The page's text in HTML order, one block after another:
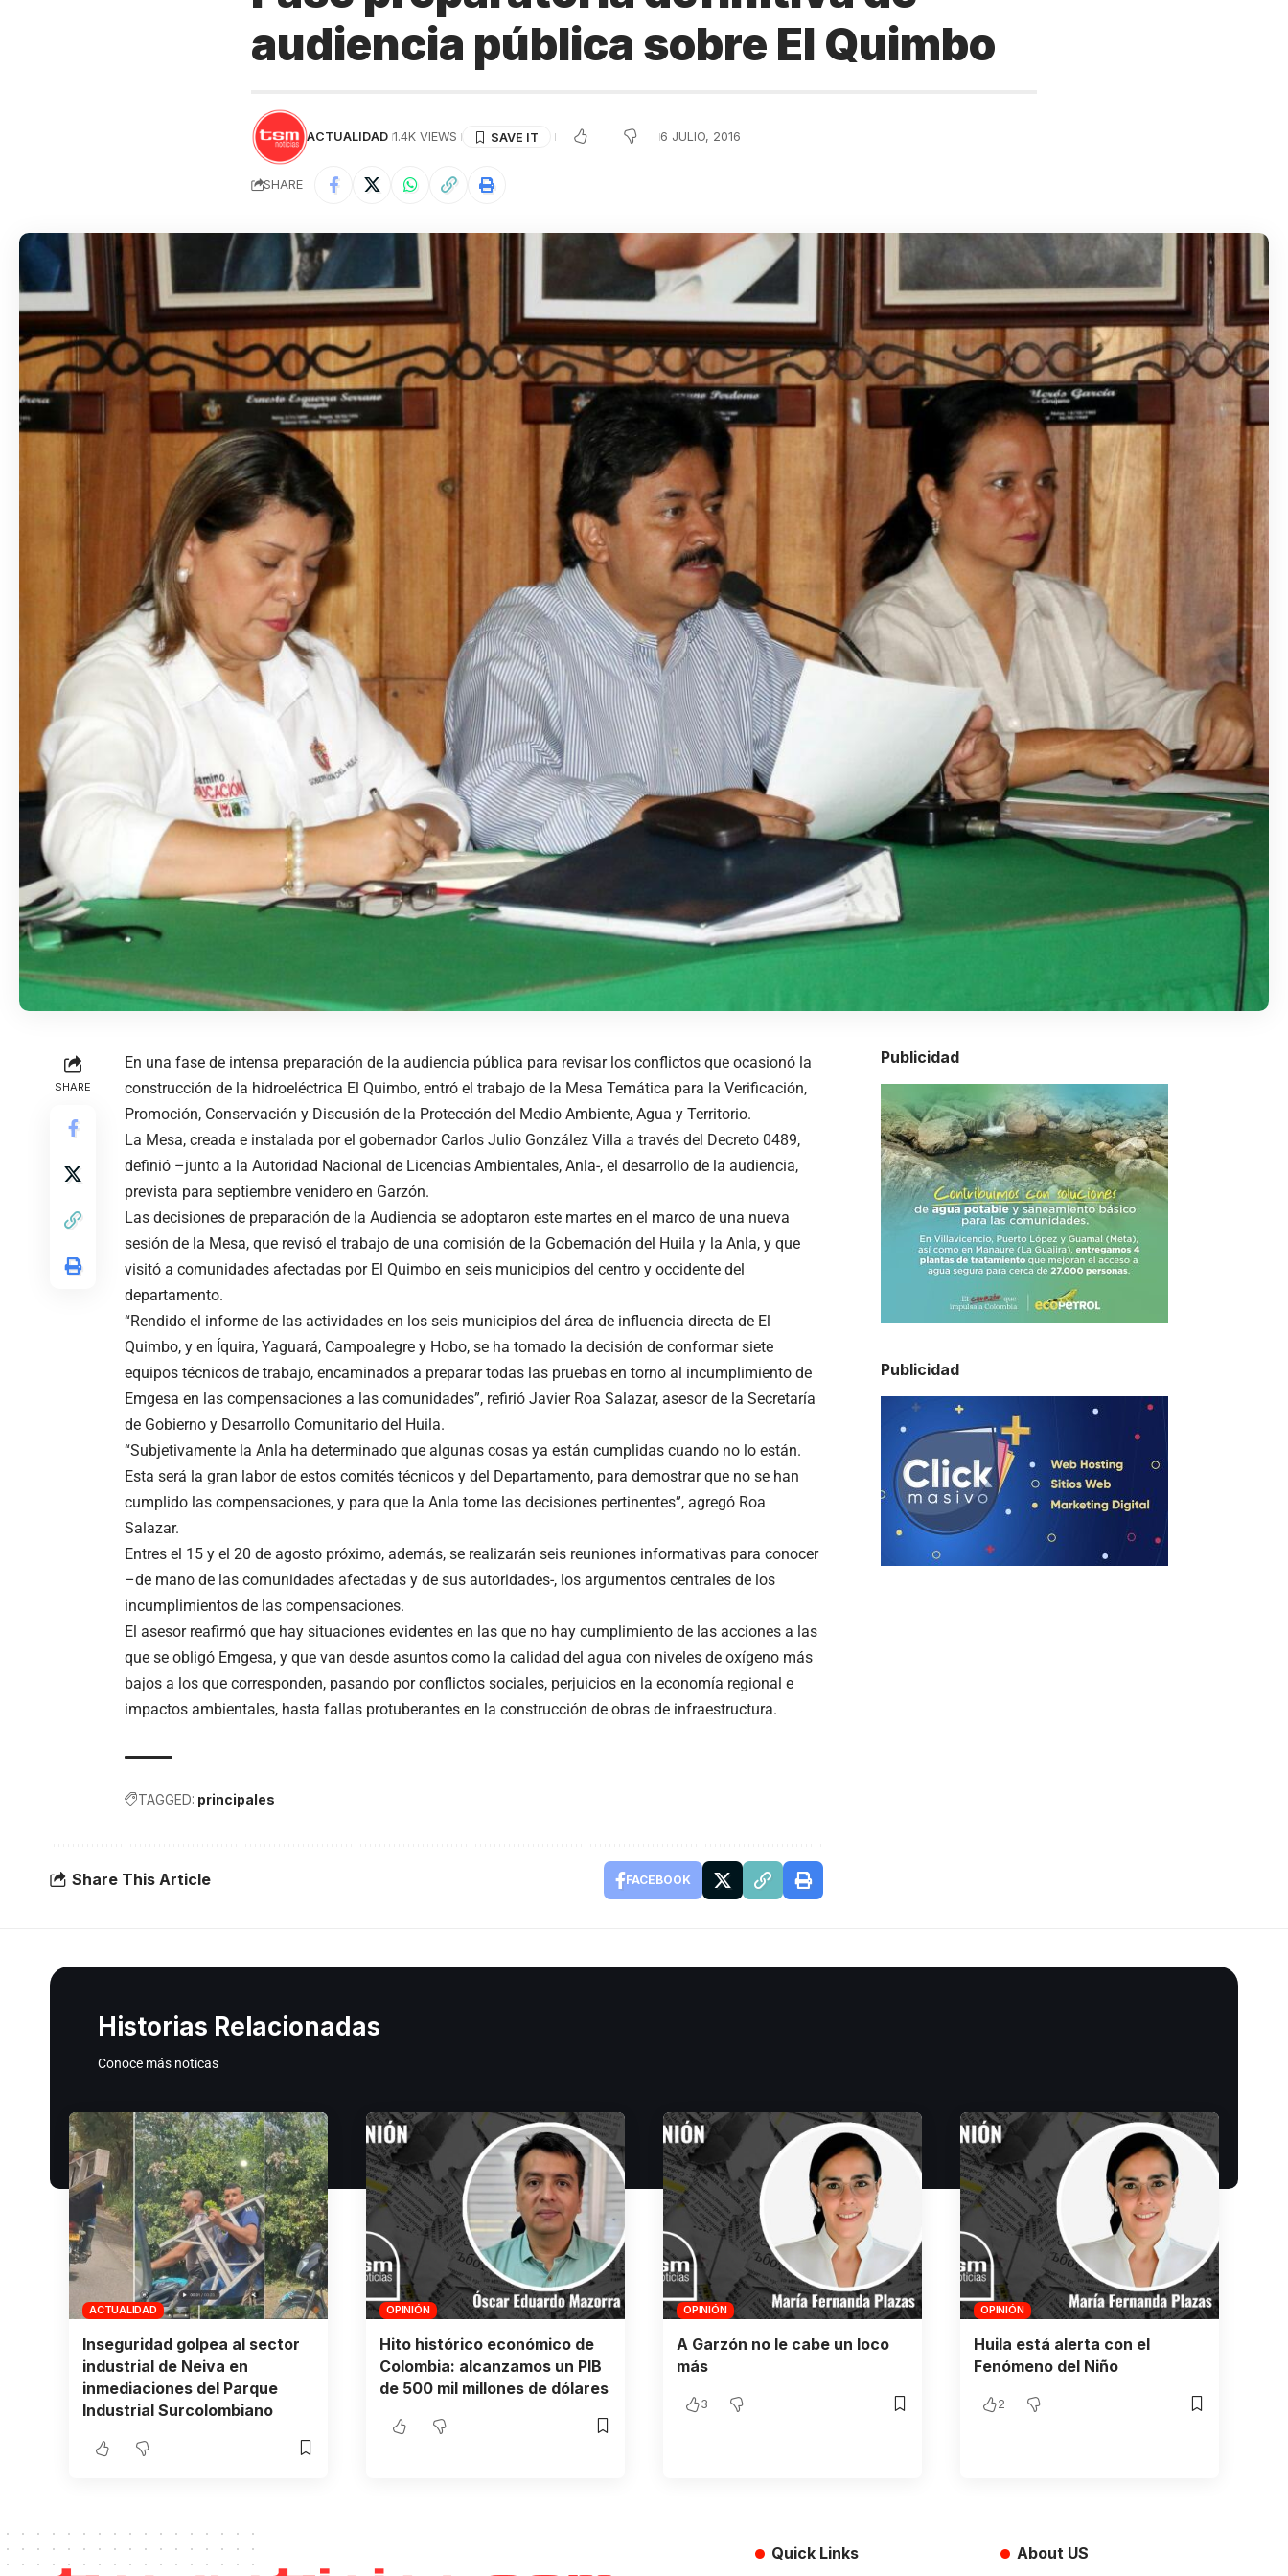
audiencia pública sobre El Quimbo
ACTUALIDAD 1.4K VIEWS 6 JULIO, 2016
SHARE
SHARE
En una fase de intensa preparación de la audiencia pública para revisar los conflictos que ocasionó la
construcción de la hidroeléctrica El Quimbo, entró el trabajo de la Mesa Temática para la Verificación,
Promoción, Conservación y Discusión de la Protección del Medio Ambiente, Agua y Territorio.
La Mesa, creada e instalada por el gobernador Carlos Julio González Villa a través del Decreto 0489,
definió –junto a la Autoridad Nacional de Licencias Ambientales, Anla-, el desarrollo de la audiencia,
prevista para septiembre venidero en Garzón.
Las decisiones de preparación de la Audiencia se adoptaron este martes en el marco de una nueva
sesión de la Mesa, que revisó el trabajo de una comisión de la Gobernación del Huila y la Anla, y que
visitó a comunidades afectadas por El Quimbo en seis municipios del centro y occidente del
departamento.
“Rendido el informe de las actividades en los seis municipios del área de influencia directa de El
Quimbo, y en Íquira, Yaguará, Campoalegre y Hobo, se ha tomado la decisión de conformar siete
equipos técnicos de trabajo, encaminados a preparar todas las pruebas en torno al incumplimiento de
Emgesa en las compensaciones a las comunidades”, refirió Javier Roa Salazar, asesor de la Secretaría
de Gobierno y Desarrollo Comunitario del Huila.
“Subjetivamente la Anla ha determinado que algunas cosas ya están cumplidas cuando no lo están.
Esta será la gran labor de estos comités técnicos y del Departamento, para demostrar que no se han
cumplido las compensaciones, y para que la Anla tome las decisiones pertinentes”, agregó Roa
Salazar.
Entres el 15 y el 20 de agosto próximo, además, se realizarán seis reuniones informativas para conocer
–de mano de las comunidades afectadas y de sus autoridades-, los argumentos centrales de los
incumplimientos de las compensaciones.
El asesor reafirmó que hay situaciones evidentes en las que no hay cumplimiento de las acciones a las
que se obligó Emgesa, y que van desde asuntos como la calidad del agua con niveles de oxígeno más
bajos a los que corresponden, pasando por conflictos sociales, perjuicios en la economía regional e
impactos ambientales, hasta fallas protuberantes en la construcción de obras de infraestructura.
TAGGED: principales
Share This Article FACEBOOK
Publicidad
Publicidad
Historias Relacionadas
Conoce más noticas
ACTUALIDAD
Inseguridad golpea al sector
industrial de Neiva en
inmediaciones del Parque
Industrial Surcolombiano
OPINIÓN
Hito histórico económico de
Colombia: alcanzamos un PIB
de 500 mil millones de dólares
OPINIÓN
A Garzón no le cabe un loco
más
3
OPINIÓN
Huila está alerta con el
Fenómeno del Niño
2
Quick Links About US